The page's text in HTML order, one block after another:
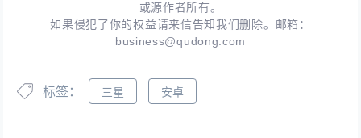
或源作者所有。
如果侵犯了你的权益请来信告知我们删除。邮箱：
business@qudong.com
标签： 三星 安卓